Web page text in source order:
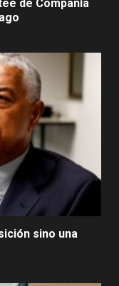
de Compañía
sino una